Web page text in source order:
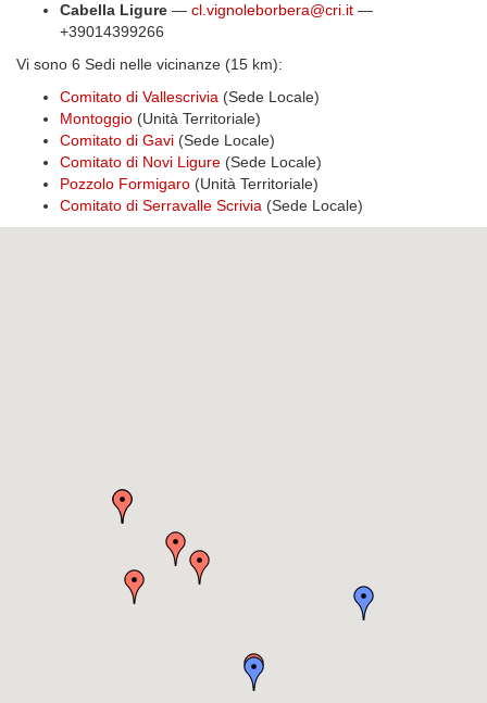
Cabella Ligure — cl.vignoleborbera@cri.it —
+39014399266
Vi sono 6 Sedi nelle vicinanze (15 km):
Comitato di Vallescrivia (Sede Locale)
Montoggio (Unità Territoriale)
Comitato di Gavi (Sede Locale)
Comitato di Novi Ligure (Sede Locale)
Pozzolo Formigaro (Unità Territoriale)
Comitato di Serravalle Scrivia (Sede Locale)